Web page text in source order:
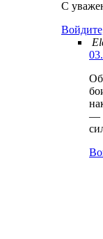
С
—